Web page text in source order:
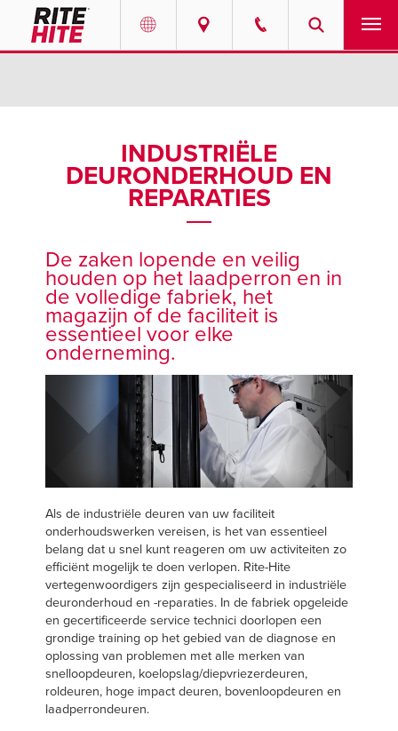
English
EUROPE
English
Deutsch
ASIA PACIFIC
English
中文
MIDDLE EAST/AFRICA
English
OPLOSSINGEN
OVER ONS
CONTACT
INFORMATIECENTRUM
LOOPBANEN
VIND EEN VERT
+31 (0) 571270444
INDUSTRIËLE
DEURONDERHOUD EN
REPARATIES
De zaken lopende en veilig
houden op het laadperron en in
de volledige fabriek, het
magazijn of de faciliteit is
essentieel voor elke
onderneming.
Als de industriële deuren van uw faciliteit
onderhoudswerken vereisen, is het van essentieel
belang dat u snel kunt reageren om uw activiteiten zo
efficiënt mogelijk te doen verlopen. Rite-Hite
vertegenwoordigers zijn gespecialiseerd in industriële
deuronderhoud en -reparaties. In de fabriek opgeleide
en gecertificeerde service technici doorlopen een
grondige training op het gebied van de diagnose en
oplossing van problemen met alle merken van
snelloopdeuren, koelopslag/diepvriezerdeuren,
roldeuren, hoge impact deuren, bovenloopdeuren en
laadperrondeuren.